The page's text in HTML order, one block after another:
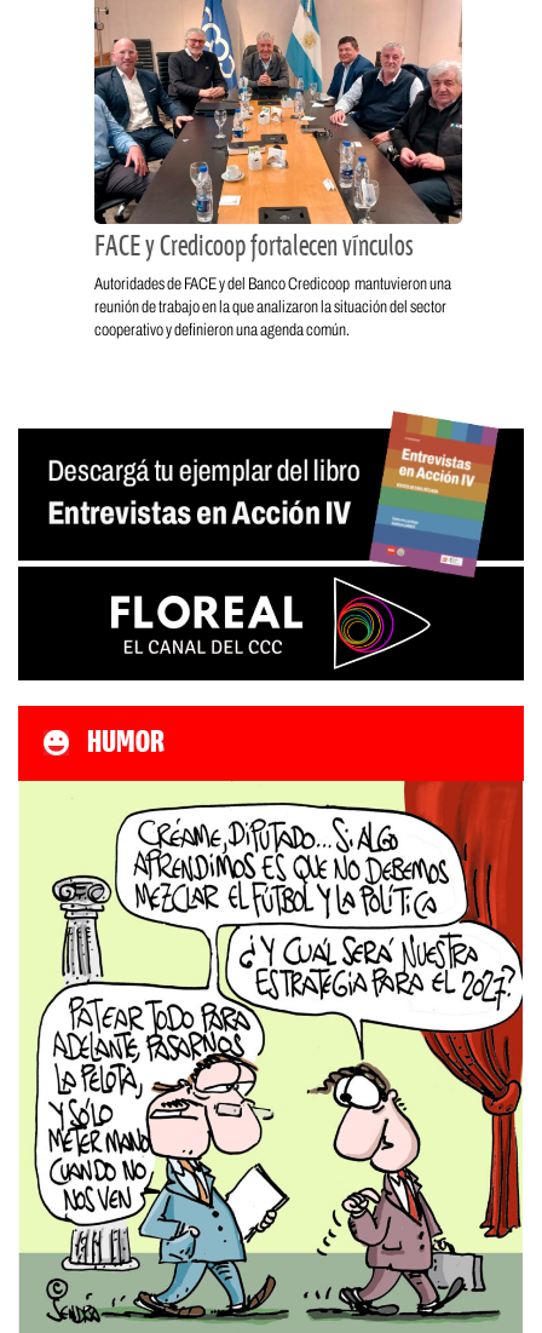
FACE y Credicoop fortalecen vínculos
Autoridades de FACE y del Banco Credicoop mantuvieron una
reunión de trabajo en la que analizaron la situación del sector
cooperativo y definieron una agenda común.
HUMOR